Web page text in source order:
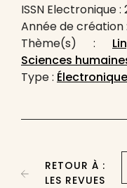
ISSN Electronique
Année de création
Thème(s) :
Sciences
Type : Électronique
RETOUR À :
LES REVUES